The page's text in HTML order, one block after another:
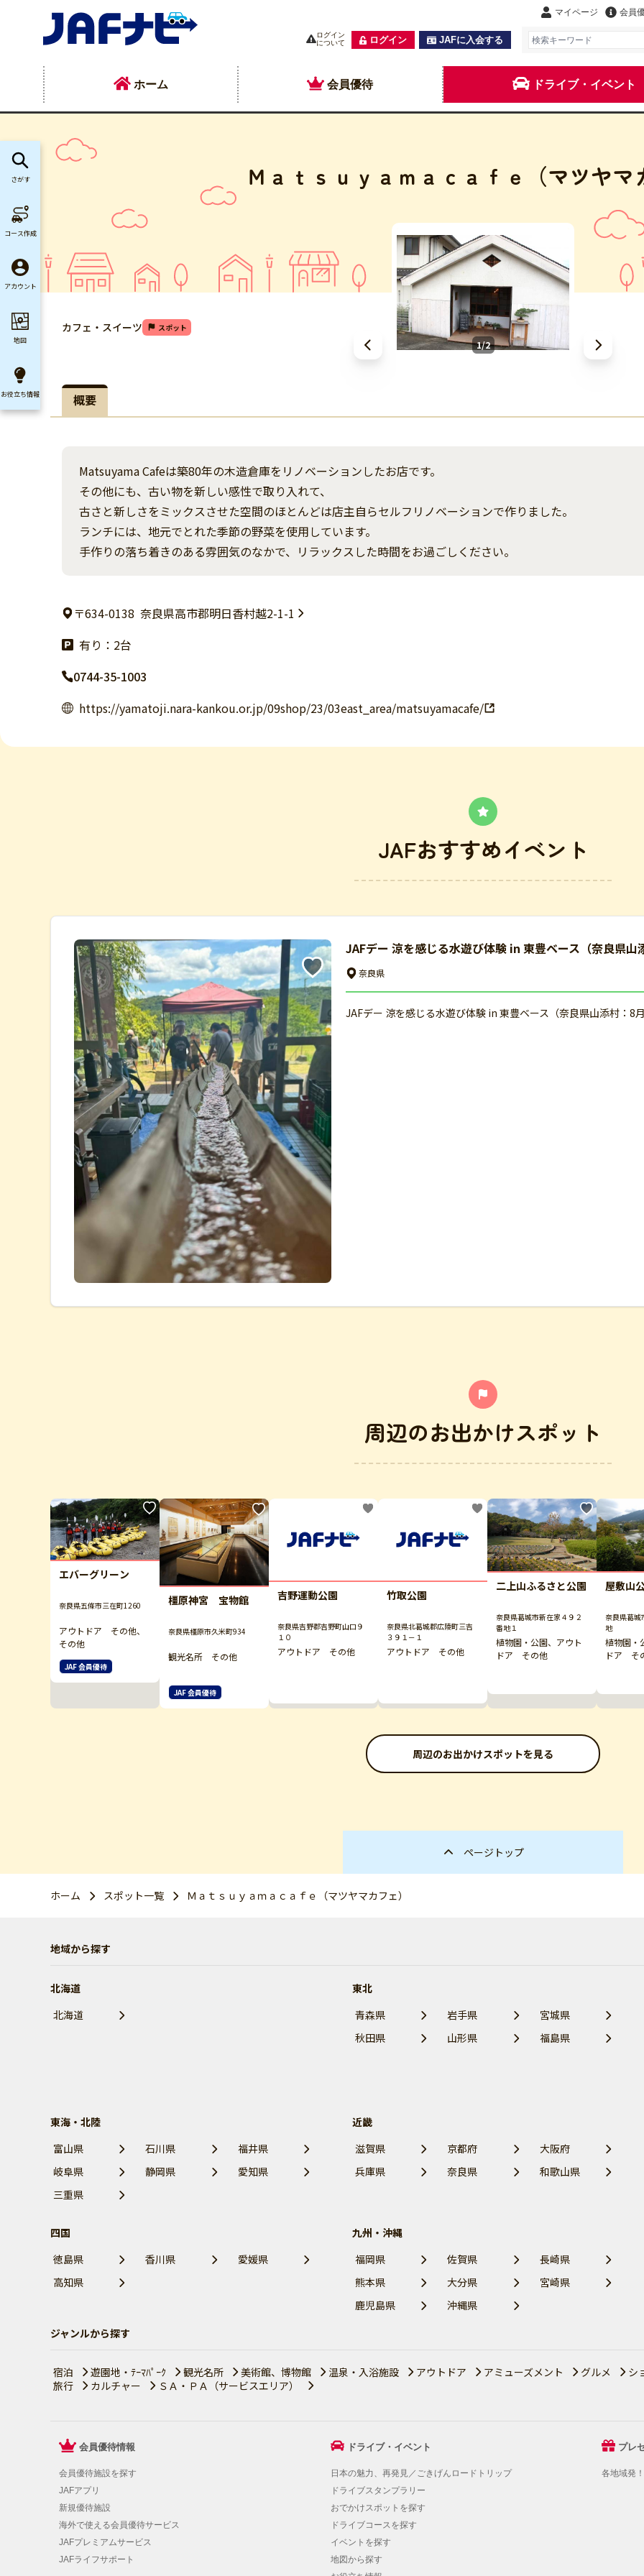
マイページ 会員
ログイン
について
ログイン JAFに入会する
ホーム 会員優待 ドライブ・イベント
Ｍａｔｓｕｙａｍａｃａｆｅ（マツヤマ
1/2
カフェ・スイーツ スポット
概要
Matsuyama Cafeは築80年の木造倉庫をリノベーションしたお店です。
その他にも、古い物を新しい感性で取り入れて、
古さと新しさをミックスさせた空間のほとんどは店主自らセルフリノベーションで作りました。
ランチには、地元でとれた季節の野菜を使用しています。
手作りの落ち着きのある雰囲気のなかで、リラックスした時間をお過ごしください。
〒634-0138 奈良県高市郡明日香村越2-1-1
有り：2台
0744-35-1003
https://yamatoji.nara-kankou.or.jp/09shop/23/03east_area/matsuyamacafe/
JAFおすすめイベント
JAFデー 涼を感じる水遊び体験 in 東豊ベース（奈良県山
奈良県
JAFデー 涼を感じる水遊び体験 in 東豊ベース（奈良県山添村：8月
周辺のお出かけスポット
エバーグリーン
奈良県五條市三在町1260
アウトドア その他、
その他
JAF 会員優待
橿原神宮 宝物館
奈良県橿原市久米町934
観光名所 その他
JAF 会員優待
吉野運動公園
奈良県吉野郡吉野町山口９
１０
アウトドア その他
竹取公園
奈良県北葛城郡広陵町三吉
３９１－１
アウトドア その他
二上山ふるさと公園
奈良県葛城市新在家４９２
番地１
植物園・公園、アウト
ドア その他
屋敷山
奈良県葛城
地
植物園・
ドア そ
周辺のお出かけスポットを見る
ページトップ
ホーム スポット一覧 Ｍａｔｓｕｙａｍａｃａｆｅ（マツヤマカフェ）
地域から探す
北海道
北海道
東北
青森県
岩手県
宮城県
秋田県
山形県 福島県
東海・北陸
富山県
石川県
福井県
岐阜県
静岡県
愛知県
三重県
近畿
滋賀県
京都府
大阪府
兵庫県
奈良県 和歌山県
四国
徳島県
香川県
愛媛県
高知県
九州・沖縄
福岡県
佐賀県
長崎県
熊本県
大分県
宮崎県
鹿児島県
沖縄県
ジャンルから探す
宿泊 遊園地・ﾃｰﾏﾊﾟｰｸ 観光名所 美術館、博物館 温泉・入浴施設 アウトドア アミューズメント グルメ シ
旅行
カルチャー ＳＡ・ＰＡ（サービスエリア）
会員優待情報
会員優待施設を探す
JAFアプリ
新規優待施設
海外で使える会員優待サービス
JAFプレミアムサービス
JAFライフサポート
ドライブ・イベント
日本の魅力、再発見／ごきげんロードトリップ
ドライブスタンプラリー
おでかけスポットを探す
ドライブコースを探す
イベントを探す
地図から探す
プレ
各地域発
さがす
コース作成
アカウント
地図
お役立ち情報